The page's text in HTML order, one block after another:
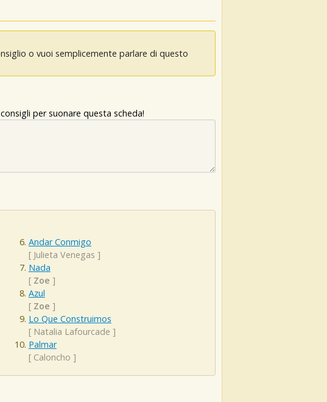
o vuoi semplicemente parlare di questo
per suonare questa scheda!
Andar Conmigo
[ Julieta Venegas ]
Nada
[ Zoe ]
Azul
[ Zoe ]
Lo Que Construimos
[ Natalia Lafourcade ]
Palmar
[ Caloncho ]